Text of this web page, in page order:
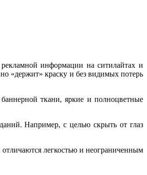
информации на ситилайтах и
«держит» краску и без видимых потерь
ткани, яркие и полноцветные
Например, с целью скрыть от глаз
легкостью и неограниченным